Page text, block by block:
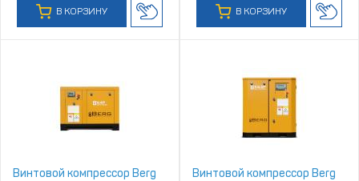
В КОРЗИНУ В КОРЗИНУ
Винтовой компрессор Berg
Винтовой компрессор Berg